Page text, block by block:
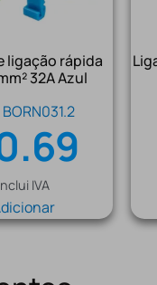
ligação rápida
32A Azul
BORN031.2
IVA